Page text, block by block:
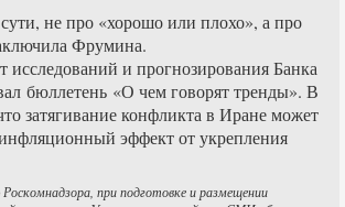
не про «хорошо или плохо», а про
Фрумина.
исследований и прогнозирования Банка
бюллетень «О чем говорят тренды». В
затягивание конфликта в Иране может
эффект от укрепления
при подготовке и размещении